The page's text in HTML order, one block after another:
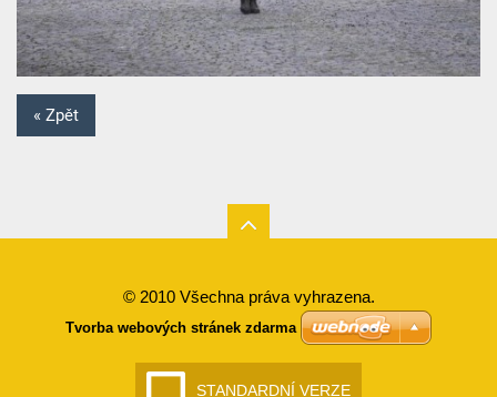
« Zpět
© 2010 Všechna práva vyhrazena.
Tvorba webových stránek zdarma
STANDARDNÍ VERZE